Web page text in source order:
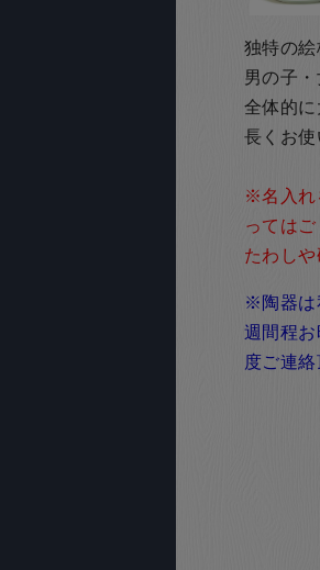
独特の絵
男の子
全体的
長くお使
※名入れ
っては
たわし
※陶器は
週間程
度ご連